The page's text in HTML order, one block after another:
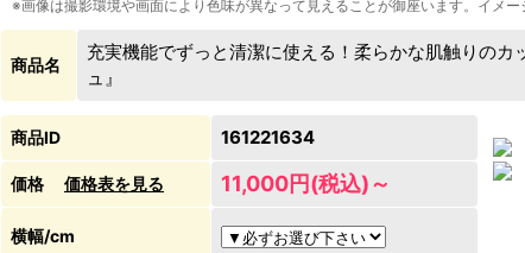
※画像は撮影環境や画面により色味が異なって見えることが御座います。イメ
商品名
充実機能でずっと清潔に使える！柔らかな肌触りの
ュ』
商品ID 161221634
価格 価格表を見る 11,000円(税込)～
横幅/cm